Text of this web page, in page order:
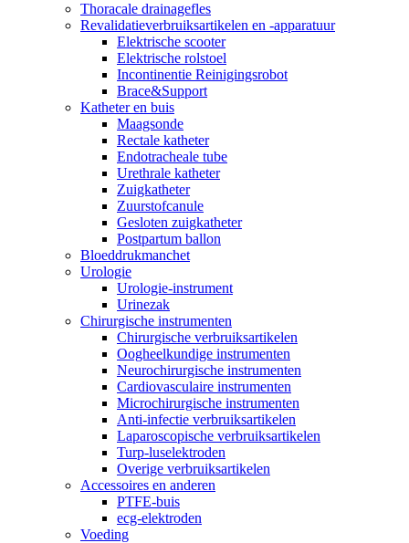
Thoracale drainagefles
Revalidatieverbruiksartikelen en -apparatuur
Elektrische scooter
Elektrische rolstoel
Incontinentie Reinigingsrobot
Brace&Support
Katheter en buis
Maagsonde
Rectale katheter
Endotracheale tube
Urethrale katheter
Zuigkatheter
Zuurstofcanule
Gesloten zuigkatheter
Postpartum ballon
Bloeddrukmanchet
Urologie
Urologie-instrument
Urinezak
Chirurgische instrumenten
Chirurgische verbruiksartikelen
Oogheelkundige instrumenten
Neurochirurgische instrumenten
Cardiovasculaire instrumenten
Microchirurgische instrumenten
Anti-infectie verbruiksartikelen
Laparoscopische verbruiksartikelen
Turp-luselektroden
Overige verbruiksartikelen
Accessoires en anderen
PTFE-buis
ecg-elektroden
Voeding